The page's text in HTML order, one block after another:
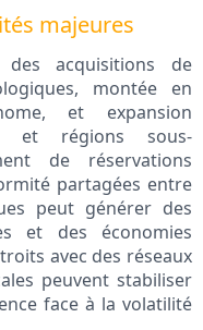
majeures
acquisitions de
montée en
et expansion
et régions sous-
de réservations
partagées entre
peut générer des
et des économies
avec des réseaux
peuvent stabiliser
face à la volatilité